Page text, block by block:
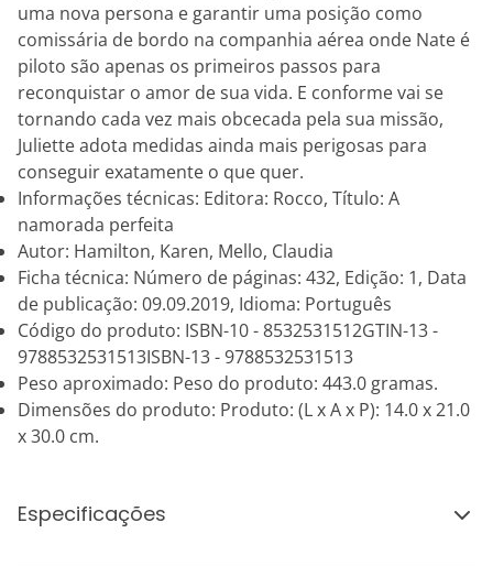
uma nova persona e garantir uma posição como
comissária de bordo na companhia aérea onde Nate é
piloto são apenas os primeiros passos para
reconquistar o amor de sua vida. E conforme vai se
tornando cada vez mais obcecada pela sua missão,
Juliette adota medidas ainda mais perigosas para
conseguir exatamente o que quer.
Informações técnicas: Editora: Rocco, Título: A
namorada perfeita
Autor: Hamilton, Karen, Mello, Claudia
Ficha técnica: Número de páginas: 432, Edição: 1, Data
de publicação: 09.09.2019, Idioma: Português
Código do produto: ISBN-10 - 8532531512GTIN-13 -
9788532531513ISBN-13 - 9788532531513
Peso aproximado: Peso do produto: 443.0 gramas.
Dimensões do produto: Produto: (L x A x P): 14.0 x 21.0
x 30.0 cm.
Especificações